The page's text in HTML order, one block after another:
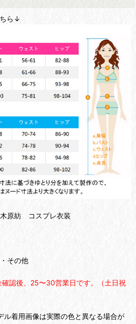
ら↓
原紡 コスプレ衣装
その他
確認後、25〜30営業日です。（土日祝
ル着用画像は実際の色と異なる場合が